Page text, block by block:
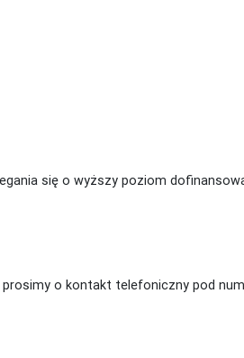
się o wyższy poziom
prosimy o kontakt telefoniczny pod